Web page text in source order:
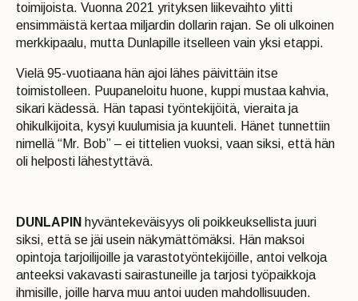
toimijoista. Vuonna 2021 yrityksen liikevaihto ylitti
ensimmäistä kertaa miljardin dollarin rajan. Se oli ulkoinen
merkkipaalu, mutta Dunlapille itselleen vain yksi etappi.
Vielä 95-vuotiaana hän ajoi lähes päivittäin itse
toimistolleen. Puupaneloitu huone, kuppi mustaa kahvia,
sikari kädessä. Hän tapasi työntekijöitä, vieraita ja
ohikulkijoita, kysyi kuulumisia ja kuunteli. Hänet tunnettiin
nimellä “Mr. Bob” – ei tittelien vuoksi, vaan siksi, että hän
oli helposti lähestyttävä.
DUNLAPIN hyväntekeväisyys oli poikkeuksellista juuri
siksi, että se jäi usein näkymättömäksi. Hän maksoi
opintoja tarjoilijoille ja varastotyöntekijöille, antoi velkoja
anteeksi vakavasti sairastuneille ja tarjosi työpaikkoja
ihmisille, joille harva muu antoi uuden mahdollisuuden.